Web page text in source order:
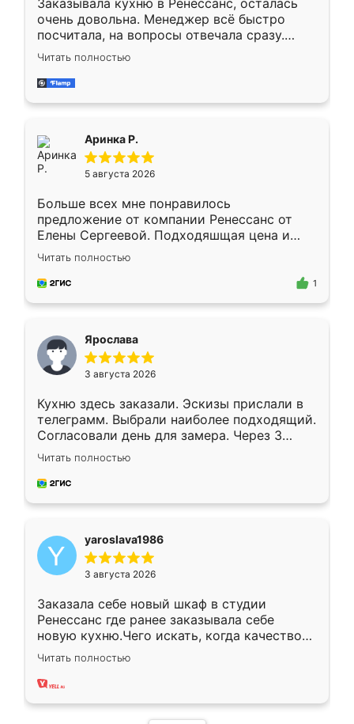
Заказывала кухню в Ренессанс, осталась
очень довольна. Менеджер всё быстро
посчитала, на вопросы отвечала сразу.
Замерщик приехал в субботу, подошёл к
делу со всей ответственностью. Собрали
за день, ребята работали аккуратно, даже
Читать полностью
Аринка Р.
5 августа 2026
Больше всех мне понравилось
предложение от компании Ренессанс от
Елены Сергеевой. Подходяшщая цена и
короткие сроки изготовления. Приехавший
для замера сотрудник Владислав
предложил по моему эскизу самый
Читать полностью
1
Ярослава
3 августа 2026
Кухню здесь заказали. Эскизы прислали в
телеграмм. Выбрали наиболее подходящий.
Согласовали день для замера. Через 3
недели кухня была уже готова. Остались
довольны работой. Спасибо Ренессанс
мебель за качественную работу!
Читать полностью
yaroslava1986
3 августа 2026
Заказала себе новый шкаф в студии
Ренессанс где ранее заказывала себе
новую кухню.Чего искать, когда качеством
вполне довольна. Служит кухня уже почти
два года, нареканий нет.
Читать полностью